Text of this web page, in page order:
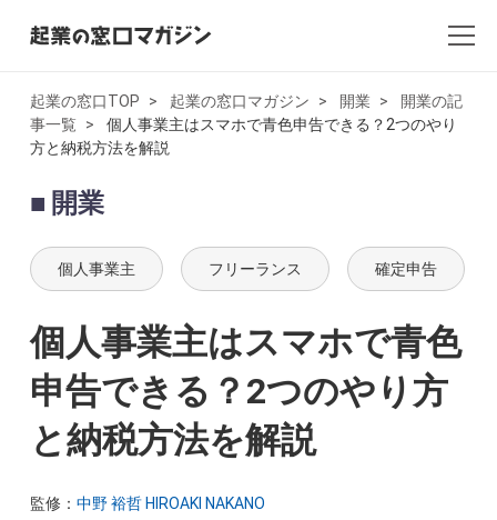
全記事一覧
起業・創業
開業
会社設立・法人化
会計
起業の窓口TOP 起業の窓口マガジン 開業
開業の記
事一覧
個人事業主はスマホで青色申告できる？2つのやり
方と納税方法を解説
開業
個人事業主 フリーランス 確定申告
個人事業主はスマホで青色
申告できる？2つのやり方
と納税方法を解説
監修： 中野 裕哲 HIROAKI NAKANO